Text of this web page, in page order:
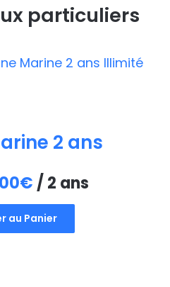
particuliers
2 ans
€ Le
prix
actuel
/ 2 ans
au Panier